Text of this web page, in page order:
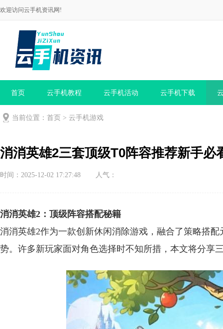
欢迎访问云手机资讯网!
首页 云手机教程 云手机活动 云手机下载
当前位置： 首页 > 云手机游戏
消消英雄2三套顶级T0阵容推荐新手必
时间：2025-12-02 17:27:48 人气：
消消英雄2：顶级阵容搭配秘籍
消消英雄2作为一款创新休闲消除游戏，融合了策略搭
势。许多新玩家面对角色选择时不知所措，本文将分享